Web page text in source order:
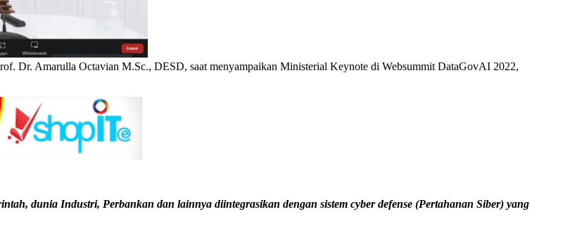
Dr. Amarulla Octavian M.Sc., DESD, saat menyampaikan Ministerial Keynote di Websummit DataGovAI 2022,
dunia Industri, Perbankan dan lainnya diintegrasikan dengan sistem cyber defense (Pertahanan Siber) yang